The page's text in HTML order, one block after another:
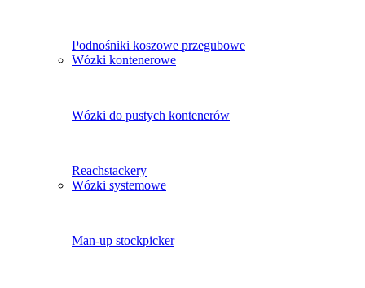
Podnośniki koszowe przegubowe
Wózki kontenerowe
Wózki do pustych kontenerów
Reachstackery
Wózki systemowe
Man-up stockpicker